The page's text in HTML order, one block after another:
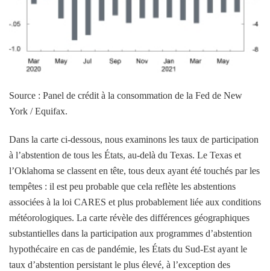
Source : Panel de crédit à la consommation de la Fed de New
York / Equifax.
Dans la carte ci-dessous, nous examinons les taux de participation
à l’abstention de tous les États, au-delà du Texas. Le Texas et
l’Oklahoma se classent en tête, tous deux ayant été touchés par les
tempêtes : il est peu probable que cela reflète les abstentions
associées à la loi CARES et plus probablement liée aux conditions
météorologiques. La carte révèle des différences géographiques
substantielles dans la participation aux programmes d’abstention
hypothécaire en cas de pandémie, les États du Sud-Est ayant le
taux d’abstention persistant le plus élevé, à l’exception des